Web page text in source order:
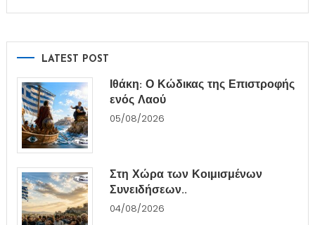
LATEST POST
Ιθάκη: Ο Κώδικας της Επιστροφής
ενός Λαού
05/08/2026
Στη Χώρα των Κοιμισμένων
Συνειδήσεων..
04/08/2026